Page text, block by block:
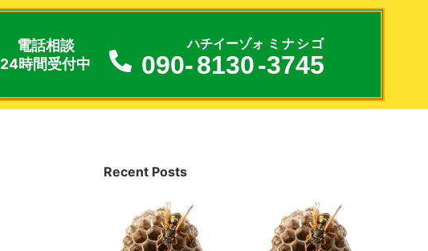
電話相談
24時間受付中
090-8130
ハチイーゾォ
-3745
ミナシゴ
Recent Posts